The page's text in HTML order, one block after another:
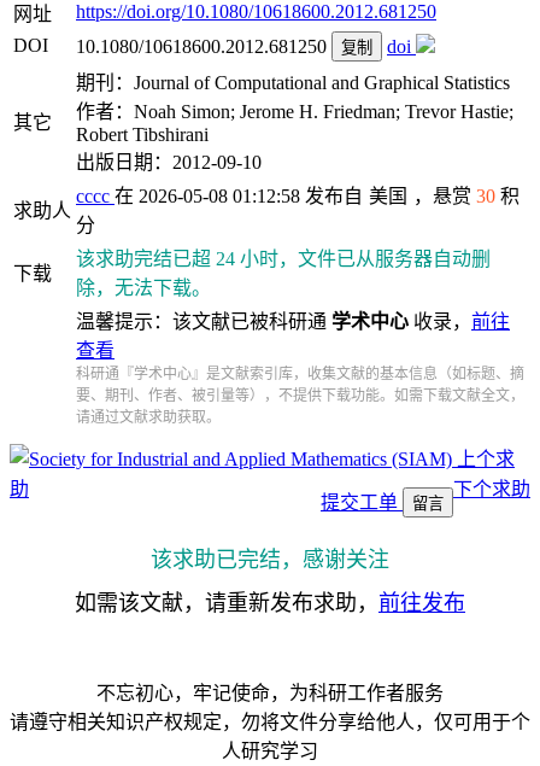
网址
https://doi.org/10.1080/10618600.2012.681250
DOI
10.1080/10618600.2012.681250 复制 doi
其它
期刊：Journal of Computational and Graphical Statistics
作者：Noah Simon; Jerome H. Friedman; Trevor Hastie;
Robert Tibshirani
出版日期：2012-09-10
求助人
cccc 在 2026-05-08 01:12:58 发布自 美国 ，悬赏 30 积
分
下载
该求助完结已超 24 小时，文件已从服务器自动删
除，无法下载。
温馨提示：该文献已被科研通 学术中心 收录， 前往
查看
科研通『学术中心』是文献索引库，收集文献的基本信息（如标题、摘
要、期刊、作者、被引量等），不提供下载功能。如需下载文献全文，
请通过文献求助获取。
上个求
助
下个求助
提交工单 留言
该求助已完结，感谢关注
如需该文献，请重新发布求助， 前往发布
不忘初心，牢记使命，为科研工作者服务
请遵守相关知识产权规定，勿将文件分享给他人，仅可用于个
人研究学习